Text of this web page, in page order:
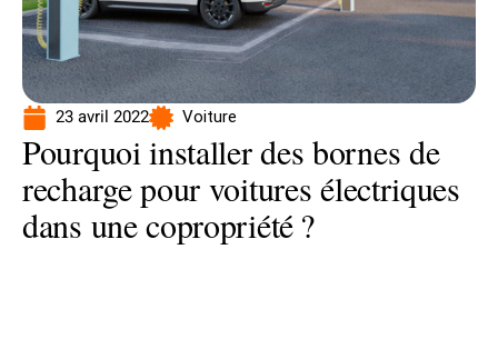
23 avril 2022 Voiture
Pourquoi installer des bornes de
recharge pour voitures électriques
dans une copropriété ?